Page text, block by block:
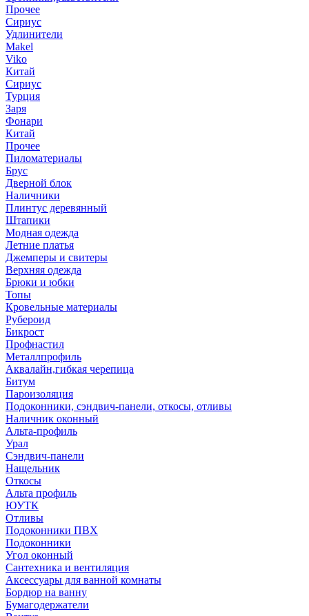
Прочее
Сириус
Удлинители
Makel
Viko
Китай
Сириус
Турция
Заря
Фонари
Китай
Прочее
Пиломатериалы
Брус
Дверной блок
Наличники
Плинтус деревянный
Штапики
Модная одежда
Летние платья
Джемперы и свитеры
Верхняя одежда
Брюки и юбки
Топы
Кровельные материалы
Рубероид
Бикрост
Профнастил
Металлпрофиль
Аквалайн,гибкая черепица
Битум
Пароизоляция
Подоконники, сэндвич-панели, откосы, отливы
Наличник оконный
Альта-профиль
Урал
Сэндвич-панели
Нащельник
Откосы
Альта профиль
ЮУТК
Отливы
Подоконники ПВХ
Подоконники
Угол оконный
Сантехника и вентиляция
Аксессуары для ванной комнаты
Бордюр на ванну
Бумагодержатели